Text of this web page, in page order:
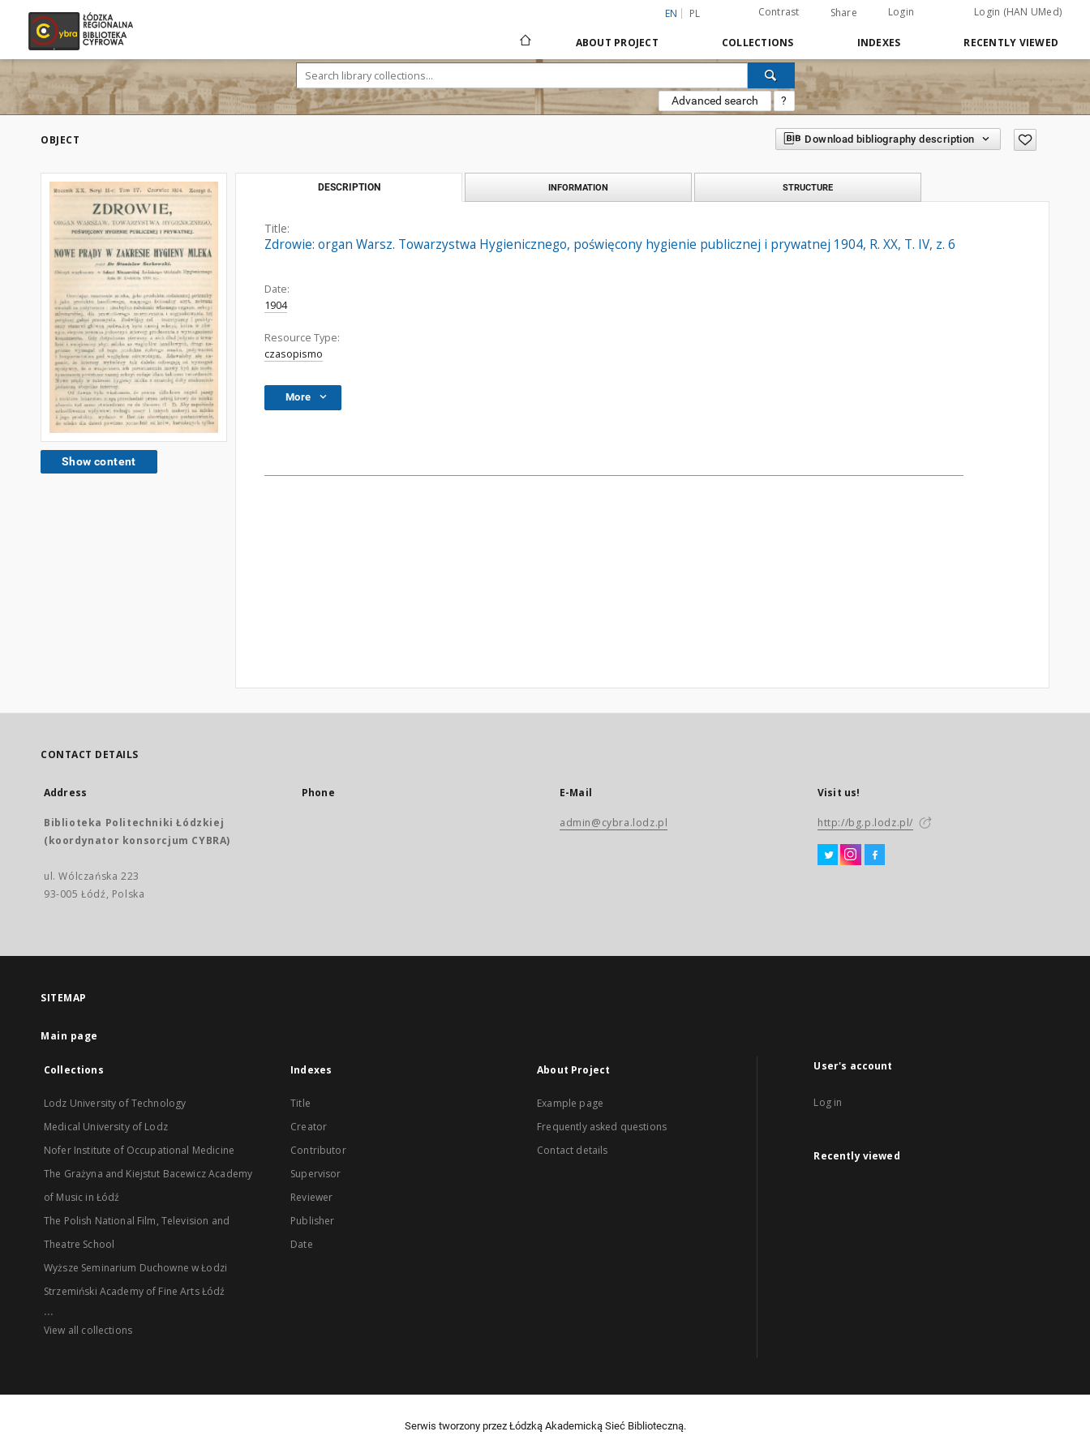
EN PL Contrast Share Login Login (HAN UMed)
ABOUT PROJECT COLLECTIONS INDEXES RECENTLY VIEWED
Advanced search ?
OBJECT Download bibliography description
Show content
DESCRIPTION INFORMATION STRUCTURE
Title:
Zdrowie: organ Warsz. Towarzystwa Hygienicznego, poświęcony hygienie publicznej i prywatnej 1904, R. XX, T. IV, z. 6
Date:
1904
Resource Type:
czasopismo
More
CONTACT DETAILS
Address
Biblioteka Politechniki Łódzkiej
(koordynator konsorcjum CYBRA)
ul. Wólczańska 223
93-005 Łódź, Polska
Phone E-Mail
admin@cybra.lodz.pl
Visit us!
http://bg.p.lodz.pl/
SITEMAP
Main page
Collections
Lodz University of Technology
Medical University of Lodz
Nofer Institute of Occupational Medicine
The Grażyna and Kiejstut Bacewicz Academy
of Music in Łódź
The Polish National Film, Television and
Theatre School
Wyższe Seminarium Duchowne w Łodzi
Strzemiński Academy of Fine Arts Łódź
...
View all collections
Indexes
Title
Creator
Contributor
Supervisor
Reviewer
Publisher
Date
About Project
Example page
Frequently asked questions
Contact details
User's account
Log in
Recently viewed
Serwis tworzony przez Łódzką Akademicką Sieć Biblioteczną.